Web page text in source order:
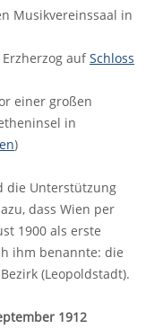
Musikvereinssaal in
aufSchloss
einer großen
in
)
die Unterstützung
dass Wien per
1900 als erste
ihm benannte: die
(Leopoldstadt).
1912